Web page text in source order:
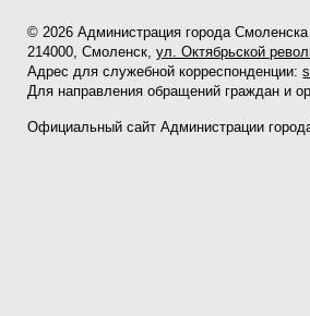
© 2026 Администрация города Смоленска
214000, Смоленск,ул. Октябрьской
Адрес для служебной корреспонденции:
Для направления обращений граждан и
Официальный сайт Администрации